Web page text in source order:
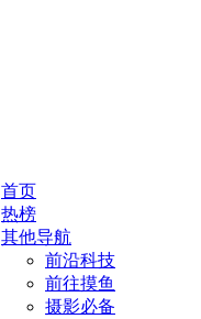
首页
热榜
其他导航
前沿科技
前往摸鱼
摄影必备